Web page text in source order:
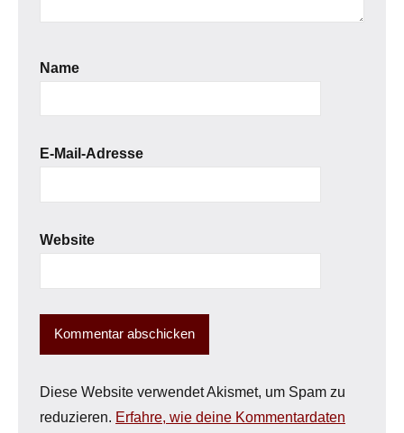
Name
E-Mail-Adresse
Website
Diese Website verwendet Akismet, um Spam zu
reduzieren. Erfahre, wie deine Kommentardaten